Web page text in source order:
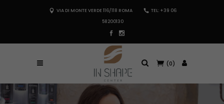
VIA DI MONTE VERDE 116/118 ROMA
TEL: +39 06
58200130
(0)